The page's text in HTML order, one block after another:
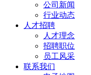
公司新闻
行业动态
人才招聘
人才理念
招聘职位
员工风采
联系我们